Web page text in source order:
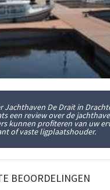
Jachthaven De Drait in
een review over de
kunnen profiteren van uw
of vaste ligplaatshouder.
BEOORDELINGEN